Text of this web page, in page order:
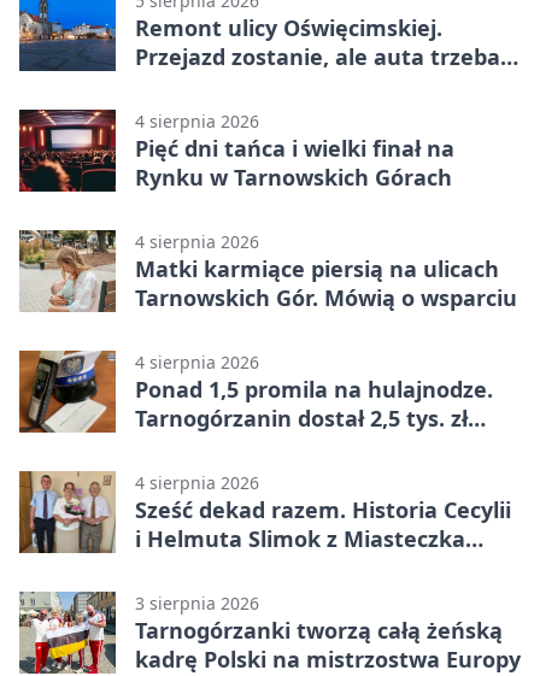
Remont ulicy Oświęcimskiej.
Przejazd zostanie, ale auta trzeba
4 sierpnia 2026
Pięć dni tańca i wielki finał na
Rynku w Tarnowskich Górach
4 sierpnia 2026
Matki karmiące piersią na ulicach
Tarnowskich Gór. Mówią o wsparciu
4 sierpnia 2026
Ponad 1,5 promila na hulajnodze.
Tarnogórzanin dostał 2,5 tys. zł
4 sierpnia 2026
Sześć dekad razem. Historia Cecylii
i Helmuta Slimok z Miasteczka
3 sierpnia 2026
Tarnogórzanki tworzą całą żeńską
kadrę Polski na mistrzostwa Europy